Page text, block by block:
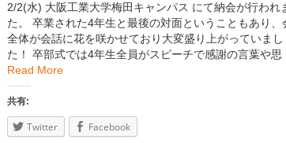
2/2(水) 大阪工業大学梅田キャンパス にて納会が行われ
た。 卒業された4年生と最後の対面ということもあり、
全体が会話に花を咲かせており大変盛り上がっていまし
た！ 卒部式では4年生全員がスピーチで感謝の言葉や
Read More
共有:
Twitter Facebook